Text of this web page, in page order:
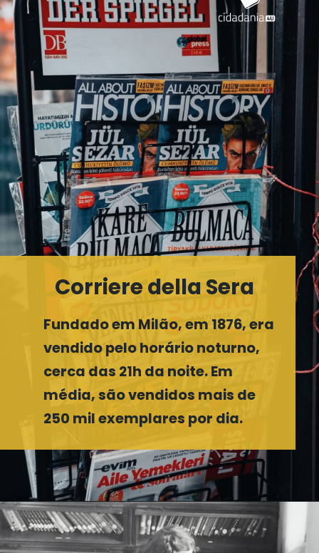
Fundado em Milão, em 1876, era
vendido pelo horário noturno,
cerca das 21h da noite. Em
média, são vendidos mais de
250 mil exemplares por dia.
Corriere della Sera